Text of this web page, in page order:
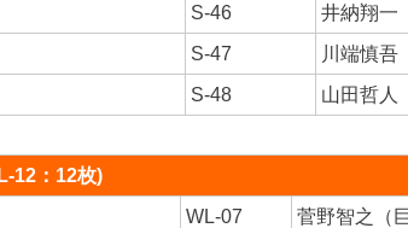
S-46
井納翔一
S-47
川端慎吾
S-48 山田哲人
12：12枚)
WL-07
菅野智之（